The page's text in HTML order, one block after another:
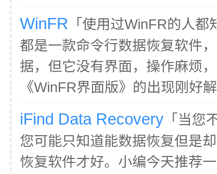
WinFR 「使用过WinFR的人
都是一款命令行数据恢复软件
据，但它没有界面，操作麻烦
《WinFR界面版》的出现刚好
iFind Data Recovery 「当您
您可能只知道能数据恢复但是
恢复软件才好。小编今天推荐